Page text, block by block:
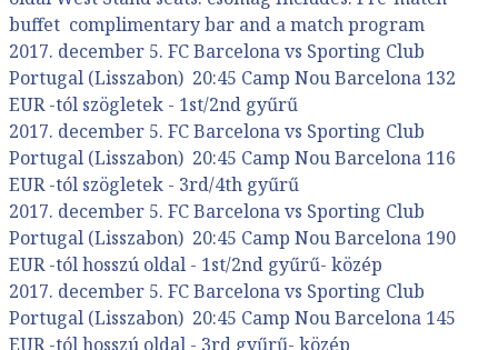
buffet complimentary bar and a match program
2017. december 5. FC Barcelona vs Sporting Club
Portugal (Lisszabon) 20:45 Camp Nou Barcelona 132
EUR -tól szögletek - 1st/2nd gyűrű
2017. december 5. FC Barcelona vs Sporting Club
Portugal (Lisszabon) 20:45 Camp Nou Barcelona 116
EUR -tól szögletek - 3rd/4th gyűrű
2017. december 5. FC Barcelona vs Sporting Club
Portugal (Lisszabon) 20:45 Camp Nou Barcelona 190
EUR -tól hosszú oldal - 1st/2nd gyűrű- közép
2017. december 5. FC Barcelona vs Sporting Club
Portugal (Lisszabon) 20:45 Camp Nou Barcelona 145
EUR -tól hosszú oldal - 3rd gyűrű- közép